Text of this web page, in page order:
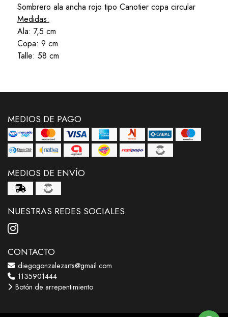
Sombrero ala ancha rojo tipo Canotier copa circular
Medidas:
Ala: 7,5 cm
Copa: 9 cm
Talle: 58 cm
MEDIOS DE PAGO
MEDIOS DE ENVÍO
NUESTRAS REDES SOCIALES
CONTACTO
diegogonzalezarts@gmail.com
1135901444
Botón de arrepentimiento